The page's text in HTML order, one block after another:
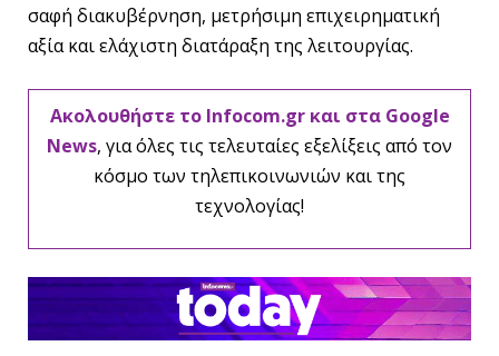
σαφή διακυβέρνηση, μετρήσιμη επιχειρηματική
αξία και ελάχιστη διατάραξη της λειτουργίας.
Ακολουθήστε το Infocom.gr και στα Google
News, για όλες τις τελευταίες εξελίξεις από τον
κόσμο των τηλεπικοινωνιών και της
τεχνολογίας!